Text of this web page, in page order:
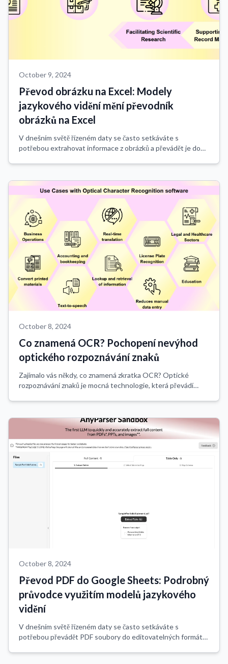
October 9, 2024
Převod obrázku na Excel: Modely
jazykového vidění mění převodník
obrázků na Excel
V dnešním světě řízeném daty se často setkáváte s
potřebou extrahovat informace z obrázků a převádět je do
October 8, 2024
Co znamená OCR? Pochopení nevýhod
optického rozpoznávání znaků
Zajímalo vás někdy, co znamená zkratka OCR? Optické
rozpoznávání znaků je mocná technologie, která převádí
October 8, 2024
Převod PDF do Google Sheets: Podrobný
průvodce využitím modelů jazykového
vidění
V dnešním světě řízeném daty se často setkáváte s
potřebou převádět PDF soubory do editovatelných formátů,